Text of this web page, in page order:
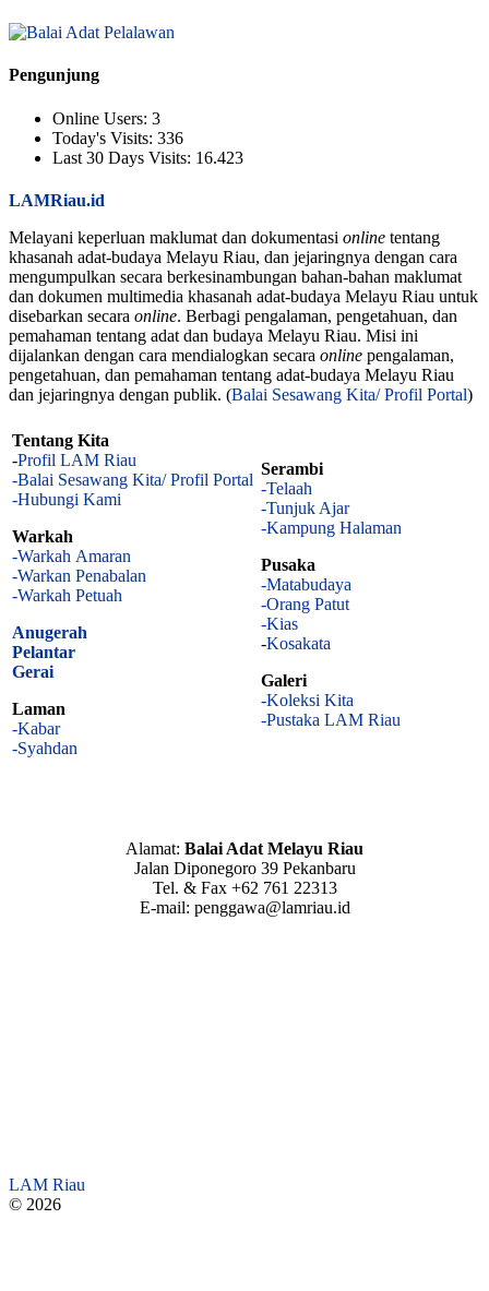
Pengunjung
Online Users: 3
Today's Visits: 336
Last 30 Days Visits: 16.423
LAMRiau.id
Melayani keperluan maklumat dan dokumentasi online tentang
khasanah adat-budaya Melayu Riau, dan jejaringnya dengan cara
mengumpulkan secara berkesinambungan bahan-bahan maklumat
dan dokumen multimedia khasanah adat-budaya Melayu Riau untuk
disebarkan secara online. Berbagi pengalaman, pengetahuan, dan
pemahaman tentang adat dan budaya Melayu Riau. Misi ini
dijalankan dengan cara mendialogkan secara online pengalaman,
pengetahuan, dan pemahaman tentang adat-budaya Melayu Riau
dan jejaringnya dengan publik. (Balai Sesawang Kita/ Profil Portal)
Tentang Kita
-Profil LAM Riau
-Balai Sesawang Kita/ Profil Portal
-Hubungi Kami
Warkah
-Warkah Amaran
-Warkan Penabalan
-Warkah Petuah
Anugerah
Pelantar
Gerai
Laman
-Kabar
-Syahdan
Serambi
-Telaah
-Tunjuk Ajar
-Kampung Halaman
Pusaka
-Matabudaya
-Orang Patut
-Kias
-Kosakata
Galeri
-Koleksi Kita
-Pustaka LAM Riau
Alamat: Balai Adat Melayu Riau
Jalan Diponegoro 39 Pekanbaru
Tel. & Fax +62 761 22313
E-mail: penggawa@lamriau.id
LAM Riau
© 2026